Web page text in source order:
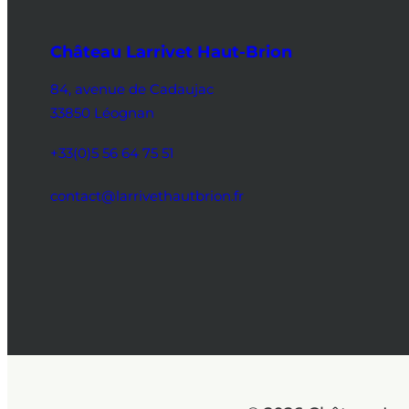
Château Larrivet Haut-Brion
84, avenue de Cadaujac
33850 Léognan
+33(0)5 56 64 75 51
contact@larrivethautbrion.fr